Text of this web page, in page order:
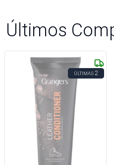
Últimos
ÚLTIMAS2